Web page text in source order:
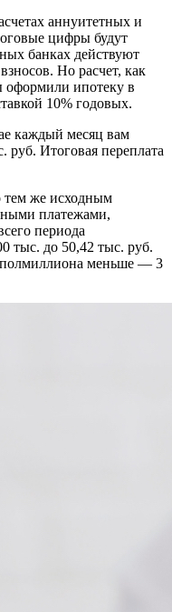
аннуитетных и
цифры будут
банках действуют
Но расчет, как
ипотеку в
10% годовых.
каждый месяц вам
руб. Итоговая переплата
же исходным
платежами,
периода
тыс. до 50,42 тыс. руб.
полмиллиона меньше — 3